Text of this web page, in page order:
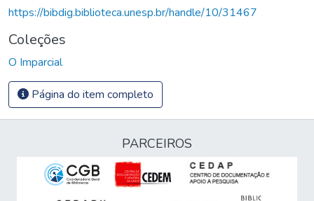
https://bibdig.biblioteca.unesp.br/handle/10/31467
Coleções
O Imparcial
Página do item completo
PARCEIROS